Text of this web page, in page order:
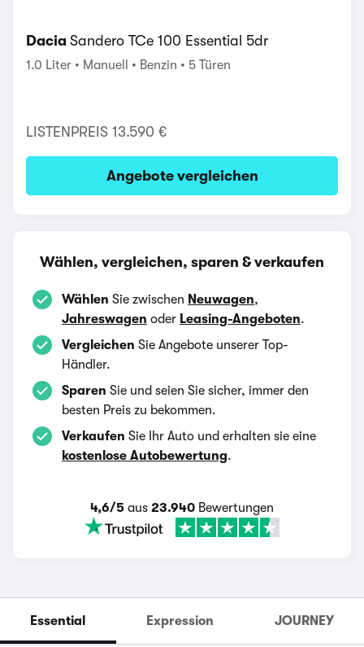
Dacia Sandero TCe 100 Essential 5dr
1.0 Liter Manuell Benzin 5 Türen
LISTENPREIS 13.590 €
Angebote vergleichen
Wählen, vergleichen, sparen & verkaufen
Wählen Sie zwischen Neuwagen,
Jahreswagen oder Leasing-Angeboten.
Vergleichen Sie Angebote unserer Top-
Händler.
Sparen Sie und seien Sie sicher, immer den
besten Preis zu bekommen.
Verkaufen Sie Ihr Auto und erhalten sie eine
kostenlose Autobewertung.
4,6/5 aus 23.940 Bewertungen
Essential Expression JOURNEY